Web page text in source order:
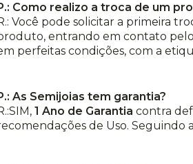
Como realizo a troca de um
Você pode solicitar a primeira
entrando em contato pelo
perfeitas condições, com a
As Semijoias tem garantia?
1 Ano de Garantia contra
de Uso. Seguindo